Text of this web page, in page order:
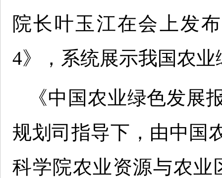
院长叶玉江在会上发
4》，系统展示我国农
《中国农业绿色发展
规划司指导下，由中国
科学院农业资源与农业